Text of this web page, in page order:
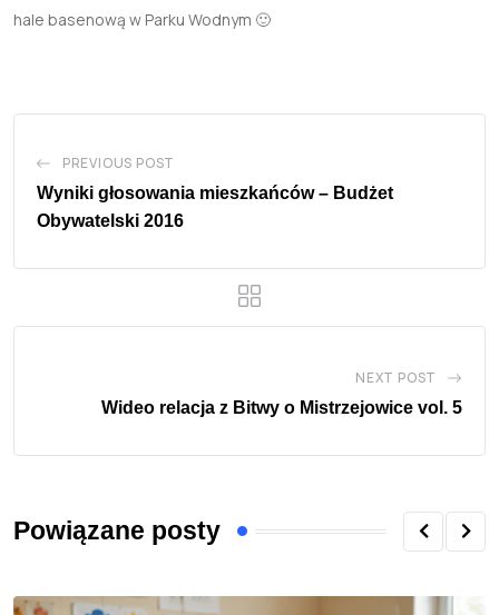
hale basenową w Parku Wodnym 🙂
PREVIOUS POST
Wyniki głosowania mieszkańców – Budżet
Obywatelski 2016
NEXT POST
Wideo relacja z Bitwy o Mistrzejowice vol. 5
Powiązane posty